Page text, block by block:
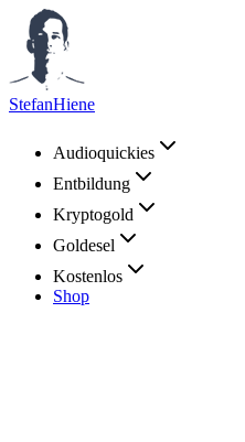
StefanHiene
Audioquickies
Entbildung
Kryptogold
Goldesel
Kostenlos
Shop